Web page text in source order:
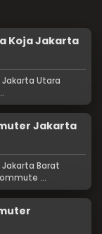
Koja Jakarta
Jakarta Utara
Jakarta
Barat
...